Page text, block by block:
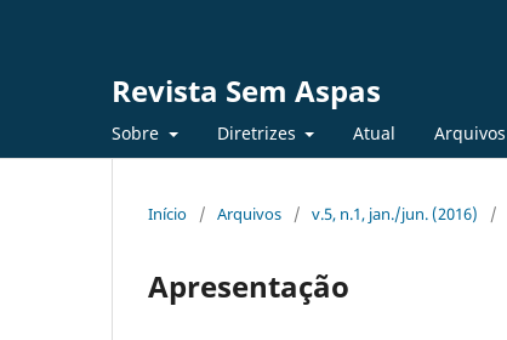
Revista Sem Aspas
Sobre Diretrizes Atual Arquivos
Início / Arquivos / v.5, n.1, jan./jun. (2016) /
Apresentação